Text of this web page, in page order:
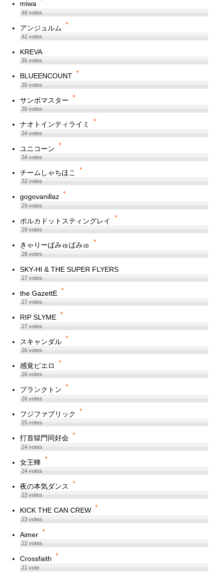
miwa
46votes
アンジュルム *
42votes
KREVA
35votes
BLUEENCOUNT *
35votes
サンボマスター *
35votes
ナオトインティライミ *
34votes
ユニコーン *
34votes
チームしゃちほこ *
32votes
gogovanillaz *
29votes
ポルカドットスティングレイ *
29votes
きゃりーぱみゅぱみゅ *
28votes
SKY-HI & THE SUPER FLYERS
27votes
the GazettE *
27votes
RIP SLYME *
27votes
スキャンダル *
26votes
感覚ピエロ *
26votes
プランクトン *
26votes
フジファブリック *
25votes
打首獄門同好会 *
24votes
女王蜂 *
24votes
夜の本気ダンス *
23votes
KICK THE CAN CREW *
23votes
Aimer *
22votes
Crossfaith *
21vote